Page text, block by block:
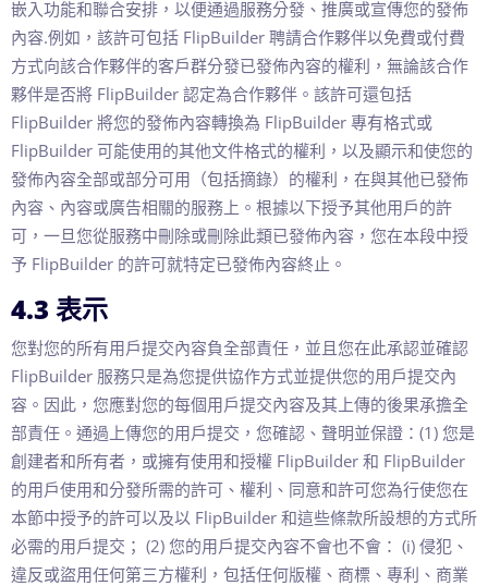
嵌入功能和聯合安排，以便通過服務分發、推廣或宣傳您的發佈
內容.例如，該許可包括 FlipBuilder 聘請合作夥伴以免費或付費
方式向該合作夥伴的客戶群分發已發佈內容的權利，無論該合作
夥伴是否將 FlipBuilder 認定為合作夥伴。該許可還包括
FlipBuilder 將您的發佈內容轉換為 FlipBuilder 專有格式或
FlipBuilder 可能使用的其他文件格式的權利，以及顯示和使您的
發佈內容全部或部分可用（包括摘錄）的權利，在與其他已發佈
內容、內容或廣告相關的服務上。根據以下授予其他用戶的許
可，一旦您從服務中刪除或刪除此類已發佈內容，您在本段中授
予 FlipBuilder 的許可就特定已發佈內容終止。
4.3 表示
您對您的所有用戶提交內容負全部責任，並且您在此承認並確認
FlipBuilder 服務只是為您提供協作方式並提供您的用戶提交內
容。因此，您應對您的每個用戶提交內容及其上傳的後果承擔全
部責任。通過上傳您的用戶提交，您確認、聲明並保證：(1) 您是
創建者和所有者，或擁有使用和授權 FlipBuilder 和 FlipBuilder
的用戶使用和分發所需的許可、權利、同意和許可您為行使您在
本節中授予的許可以及以 FlipBuilder 和這些條款所設想的方式所
必需的用戶提交； (2) 您的用戶提交內容不會也不會： (i) 侵犯、
違反或盜用任何第三方權利，包括任何版權、商標、專利、商業